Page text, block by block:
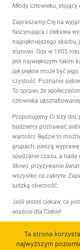
Młody człowieku,
Zapraszamy Cię na
fascynująca i ciekawa
najpiękniejszego skarbu,
stanowi. Gdy w 1905
jest największym takim
jak piękne może być
czystość. Poznanie
To sprawi, że
człowieka
Proponujemy Ci trzy
będziemy poznawać
wartości. Będzie to
grupach, pieszą
spędzanie czasu, a nade
Słowo, przyzywanie
wszystko co zakryte.
ludzką obecność.
Jeśli jesteś ciekaw, co
właśnie dla Ciebie!
Ta strona
najwyższym